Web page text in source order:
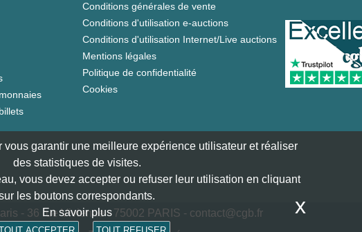
Conditions générales de vente
Conditions d'utilisation e-auctions
Conditions d'utilisation Internet/Live auctions
Mentions légales
Politique de confidentialité
Cookies
- 36 rue Vivienne - 75002 PARIS - contact@cgb.fr
garantir une meilleure expérience utilisateur et réaliser
des statistiques de visites.
vous devez accepter ou refuser leur utilisation en cliquant
les boutons correspondants.
En savoir plus
x